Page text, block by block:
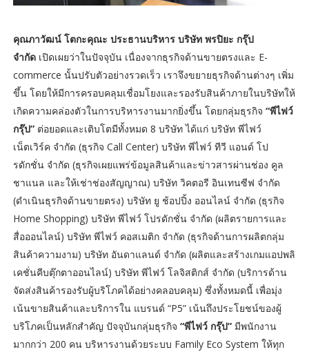
คุณภาวัฒน์ โตกะคุณะ ประธานบริหาร บริษัท พรปิยะ กรุ๊ป
จำกัด เปิดเผยว่าในปัจจุบัน เนื่องจากธุรกิจด้านขายตรงและ E-
commerce นั้นปรับตัวอย่างรวดเร็ว เราจึงขยายธุรกิจด้านต่างๆ เพิ่ม
ขึ้น โดยให้มีการครอบคลุมเชื่อมโยงและรองรับสินค้าภายในบริษัทให้
เกิดความคล่องตัวในการบริหารงานมากยิ่งขึ้น โดยกลุ่มธุรกิจ “พีไฟว์
กรุ๊ป” ต่อยอดและเติบโตมีทั้งหมด 8 บริษัท ได้แก่ บริษัท พีไฟว์
เน็ตเวิร์ค จำกัด (ธุรกิจ Call Center) บริษัท พีไฟว์ ทีวี แอนด์ โป
รดักชั่น จำกัด (ธุรกิจเผยแพร่ข้อมูลสินค้าและข่าวสารผ่านช่อง คูล
ชาแนล และให้เช่าช่องสัญญาณ) บริษัท วิคตอรี อินเทนซีฟ จำกัด
(ดำเนินธุรกิจด้านขายตรง) บริษัท ยู ช้อปปิ้ง ออนไลน์ จำกัด (ธุรกิจ
Home Shopping) บริษัท พีไฟว์ โปรดักชั่น จำกัด (ผลิตรายการและ
สื่อออนไลน์) บริษัท พีไฟว์ คอสเมติก จำกัด (ธุรกิจด้านการผลิตกลุ่ม
สินค้าความงาม) บริษัท อันดาแลนด์ จำกัด (ผลิตและสร้างเกมแอปพลิ
เคชั่นคีบตุ๊กตาออนไลน์) บริษัท พีไฟว์ โลจิสติกส์ จำกัด (บริการด้าน
จัดส่งสินค้ารองรับผู้บริโภคได้อย่างคลอบคลุม) ซึ่งทั้งหมดนี้ เพื่อมุ่ง
เน้นขายสินค้าและบริการใน แบรนด์ “P5” เน้นถึงประโยชน์ของผู้
บริโภคเป็นหลักสำคัญ ปัจจุบันกลุ่มธุรกิจ “พีไฟว์ กรุ๊ป”มีพนักงาน
มากกว่า 200 คน บริหารงานด้วยระบบ Family Eco System ให้ทุก